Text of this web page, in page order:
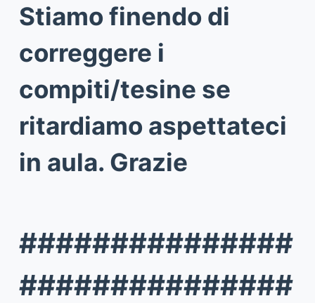
Stiamo finendo di
correggere i
compiti/tesine se
ritardiamo aspettateci
in aula. Grazie
###############
###############